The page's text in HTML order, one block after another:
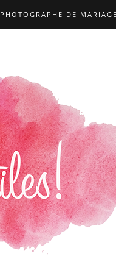
PHOTOGRAPHE DE